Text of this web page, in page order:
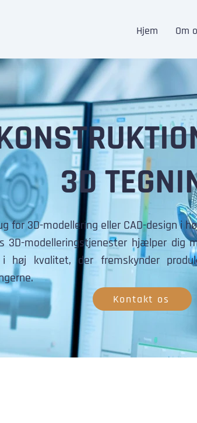
Hjem Om
3D
for 3D-modellering eller CAD-design i
3D-modelleringstjenester hjælper dig
høj kvalitet, der fremskynder
Kontakt os